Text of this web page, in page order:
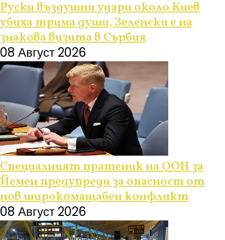
Руски въздушни удари около Киев
убиха трима души, Зеленски е на
знакова визита в Сърбия
08 Август 2026
Специалният пратеник на ООН за
Йемен предупреди за опасност от
нов широкомащабен конфликт
08 Август 2026